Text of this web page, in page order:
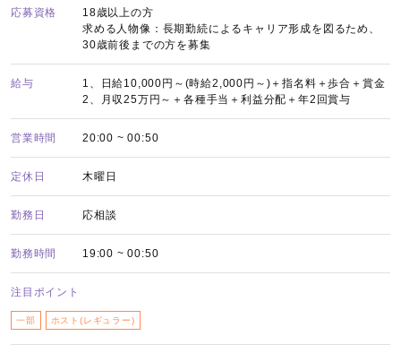
応募資格
18歳以上の方
求める人物像：長期勤続によるキャリア形成を図るため、
30歳前後までの方を募集
給与
1、日給10,000円～(時給2,000円～)＋指名料＋歩合＋賞金
2、月収25万円～＋各種手当＋利益分配＋年2回賞与
営業時間 20:00 ~ 00:50
定休日 木曜日
勤務日 応相談
勤務時間 19:00 ~ 00:50
注目ポイント
一部 ホスト(レギュラー)